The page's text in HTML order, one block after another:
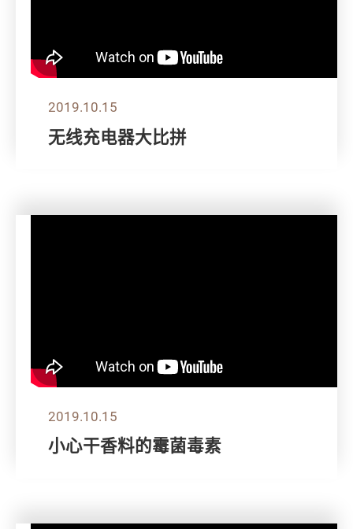
2019.10.15
无线充电器大比拼
2019.10.15
小心干香料的霉菌毒素